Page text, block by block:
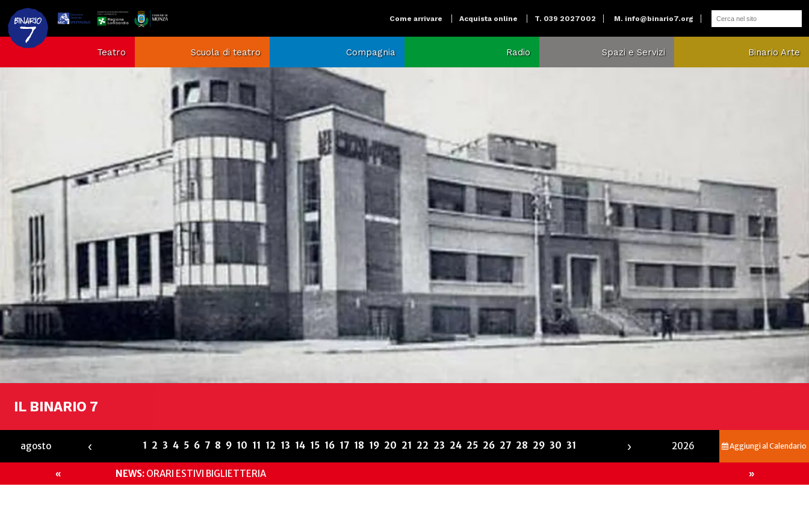
Come arrivare Acquista online T. 039 2027002 M. info@binario7.org
Teatro Scuola di teatro Compagnia Radio Spazi e Servizi Binario Arte
IL BINARIO 7
agosto ‹ 1 2 3 4 5 6 7 8 9 10 11 12 13 14 15 16 17 18 19 20 21 22 23 24 25 26 27 28 29 30 31 › 2026 Aggiungi al Calendario
« NEWS: ORARI ESTIVI BIGLIETTERIA »